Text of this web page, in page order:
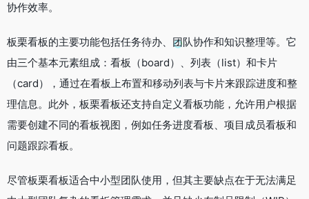
协作效率。
板栗看板的主要功能包括任务待办、团队协作和知识整理等。它
由三个基本元素组成：看板（board）、列表（list）和卡片
（card），通过在看板上布置和移动列表与卡片来跟踪进度和整
理信息。此外，板栗看板还支持自定义看板功能，允许用户根据
需要创建不同的看板视图，例如任务进度看板、项目成员看板和
问题跟踪看板。
尽管板栗看板适合中小型团队使用，但其主要缺点在于无法满足